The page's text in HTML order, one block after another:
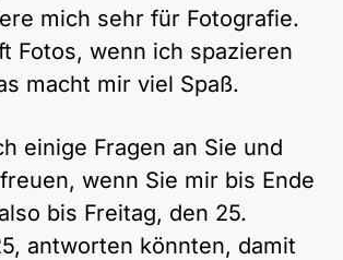
mich sehr für Fotografie.
Fotos, wenn ich spazieren
macht mir viel Spaß.
einige Fragen an Sie und
wenn Sie mir bis Ende
bis Freitag, den 25.
antworten könnten, damit